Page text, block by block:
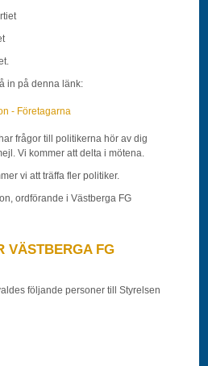
in på denna länk:
- Företagarna
frågor till politikerna hör av dig
Vi kommer att delta i mötena.
vi att träffa fler politiker.
ordförande i Västberga FG
VÄSTBERGA FG
följande personer till Styrelsen